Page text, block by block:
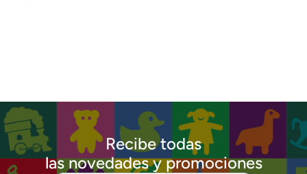
Recibe todas
las novedades y promociones